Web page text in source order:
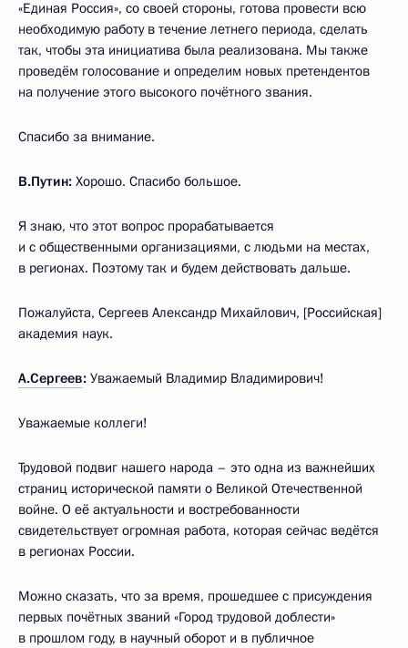
«Единая Россия», со своей стороны, готова провести всю
необходимую работу в течение летнего периода, сделать
так, чтобы эта инициатива была реализована. Мы также
проведём голосование и определим новых претендентов
на получение этого высокого почётного звания.
Спасибо за внимание.
В.Путин: Хорошо. Спасибо большое.
Я знаю, что этот вопрос прорабатывается
и с общественными организациями, с людьми на местах,
в регионах. Поэтому так и будем действовать дальше.
Пожалуйста, Сергеев Александр Михайлович, [Российская]
академия наук.
А.Сергеев: Уважаемый Владимир Владимирович!
Уважаемые коллеги!
Трудовой подвиг нашего народа – это одна из важнейших
страниц исторической памяти о Великой Отечественной
войне. О её актуальности и востребованности
свидетельствует огромная работа, которая сейчас ведётся
в регионах России.
Можно сказать, что за время, прошедшее с присуждения
первых почётных званий «Город трудовой доблести»
в прошлом году, в научный оборот и в публичное